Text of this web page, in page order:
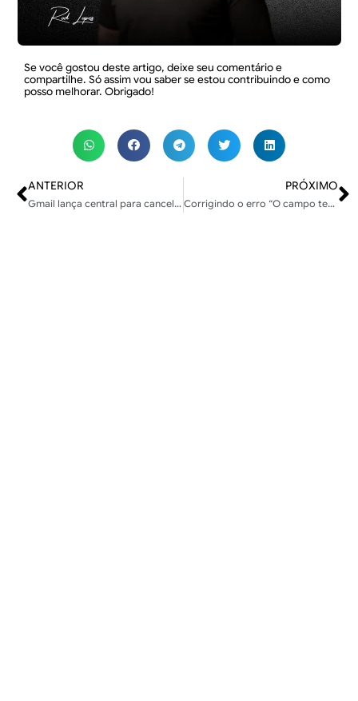
Se você gostou deste artigo, deixe seu comentário e
compartilhe. Só assim vou saber se estou contribuindo e como
posso melhorar. Obrigado!
ANTERIOR
Gmail lança central para cancelar a inscrição de todos os e-mails de uma vez
PRÓXIMO
Corrigindo o erro “O campo text não foi encontrado (em mainEntity.acceptedAnswer)” no FAQ do Elementor